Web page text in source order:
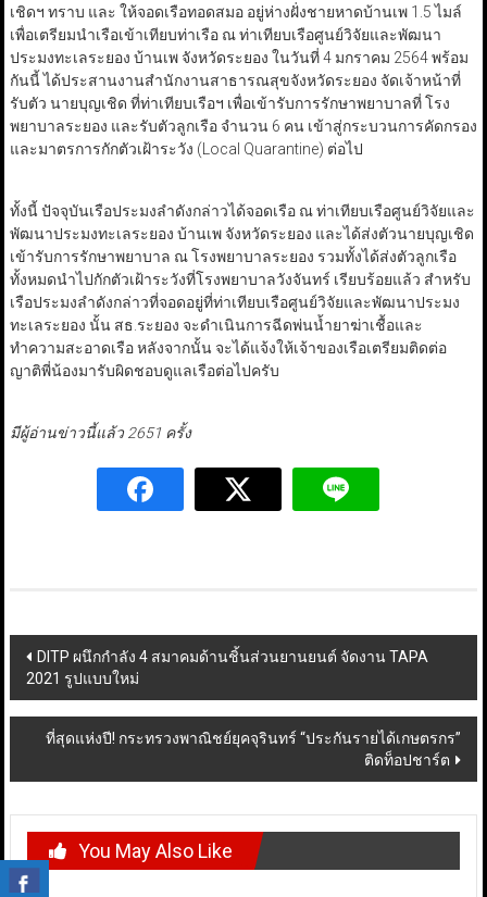
เชิดฯ ทราบ และ ให้จอดเรือทอดสมอ อยู่ห่างฝั่งชายหาดบ้านเพ 1.5 ไมล์
เพื่อเตรียมนำเรือเข้าเทียบท่าเรือ ณ ท่าเทียบเรือศูนย์วิจัยและพัฒนา
ประมงทะเลระยอง บ้านเพ จังหวัดระยอง ในวันที่ 4 มกราคม 2564 พร้อม
กันนี้ ได้ประสานงานสำนักงานสาธารณสุขจังหวัดระยอง จัดเจ้าหน้าที่
รับตัว นายบุญเชิด ที่ท่าเทียบเรือฯ เพื่อเข้ารับการรักษาพยาบาลที่ โรง
พยาบาลระยอง และรับตัวลูกเรือ จำนวน 6 คน เข้าสู่กระบวนการคัดกรอง
และมาตรการกักตัวเฝ้าระวัง (Local Quarantine) ต่อไป
ทั้งนี้ ปัจจุบันเรือประมงลำดังกล่าวได้จอดเรือ ณ ท่าเทียบเรือศูนย์วิจัยและ
พัฒนาประมงทะเลระยอง บ้านเพ จังหวัดระยอง และได้ส่งตัวนายบุญเชิด
เข้ารับการรักษาพยาบาล ณ โรงพยาบาลระยอง รวมทั้งได้ส่งตัวลูกเรือ
ทั้งหมดนำไปกักตัวเฝ้าระวังที่โรงพยาบาลวังจันทร์ เรียบร้อยแล้ว สำหรับ
เรือประมงลำดังกล่าวที่จอดอยู่ที่ท่าเทียบเรือศูนย์วิจัยและพัฒนาประมง
ทะเลระยอง นั้น สธ.ระยอง จะดำเนินการฉีดพ่นน้ำยาฆ่าเชื้อและ
ทำความสะอาดเรือ หลังจากนั้น จะได้แจ้งให้เจ้าของเรือเตรียมติดต่อ
ญาติพี่น้องมารับผิดชอบดูแลเรือต่อไปครับ
มีผู้อ่านข่าวนี้แล้ว 2651 ครั้ง
Post
navigation
DITP ผนึกกำลัง 4 สมาคมด้านชิ้นส่วนยานยนต์ จัดงาน TAPA
2021 รูปแบบใหม่
ที่สุดแห่งปี! กระทรวงพาณิชย์ยุคจุรินทร์ “ประกันรายได้เกษตรกร”
ติดท็อปชาร์ต
You May Also Like